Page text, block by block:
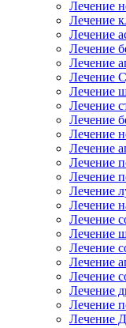
Лечение
Лечение
Лечение
Лечение
Лечение
Лечение
Лечение
Лечение
Лечение
Лечение
Лечение
Лечение
Лечение
Лечение
Лечение
Лечение
Лечение
Лечение
Лечение
Лечение
Лечение
Лечение
Лечение